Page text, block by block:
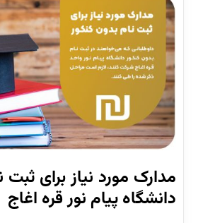
مدارک مورد نیاز برای
دانشگاه پیام نور قره اغاج